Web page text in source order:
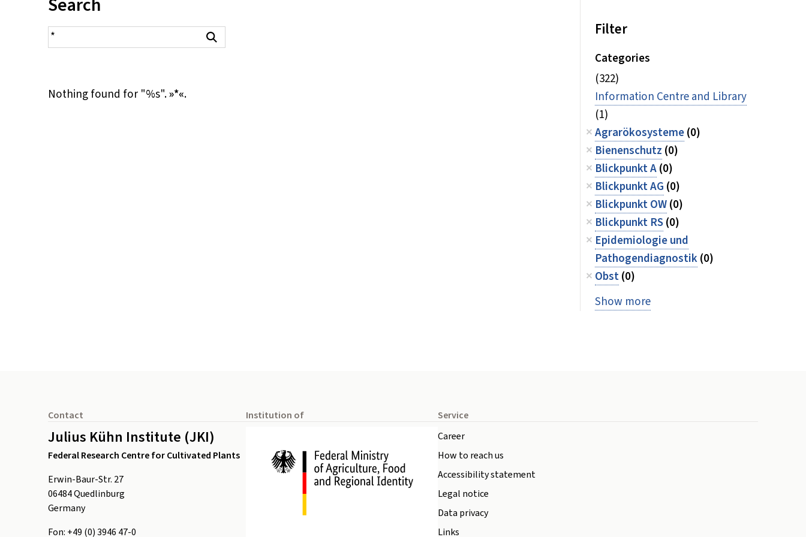
search result
Nothing found for "%s".»*«.
Filter
Categories
(322)
Information Centre and Library
(1)
Agrarökosysteme(0)
Bienenschutz (0)
Blickpunkt A(0)
Blickpunkt AG (0)
Blickpunkt OW(0)
Blickpunkt RS(0)
Epidemiologie und
Pathogendiagnostik(0)
Obst(0)
Show more
Contact
Julius Kühn Institute (JKI)
Federal Research Centre for Cultivated Plants
Erwin-Baur-Str. 27
06484Quedlinburg
Germany
Fon: +49 (0) 3946 47-0
Institution of
Service
Career
How to reach us
Accessibility statement
Legal notice
Data privacy
Links